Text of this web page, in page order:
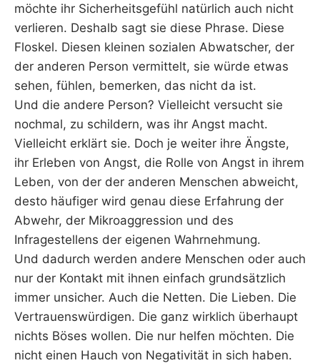
möchte ihr Sicherheitsgefühl natürlich auch nicht
verlieren. Deshalb sagt sie diese Phrase. Diese
Floskel. Diesen kleinen sozialen Abwatscher, der
der anderen Person vermittelt, sie würde etwas
sehen, fühlen, bemerken, das nicht da ist.
Und die andere Person? Vielleicht versucht sie
nochmal, zu schildern, was ihr Angst macht.
Vielleicht erklärt sie. Doch je weiter ihre Ängste,
ihr Erleben von Angst, die Rolle von Angst in ihrem
Leben, von der der anderen Menschen abweicht,
desto häufiger wird genau diese Erfahrung der
Abwehr, der Mikroaggression und des
Infragestellens der eigenen Wahrnehmung.
Und dadurch werden andere Menschen oder auch
nur der Kontakt mit ihnen einfach grundsätzlich
immer unsicher. Auch die Netten. Die Lieben. Die
Vertrauenswürdigen. Die ganz wirklich überhaupt
nichts Böses wollen. Die nur helfen möchten. Die
nicht einen Hauch von Negativität in sich haben.